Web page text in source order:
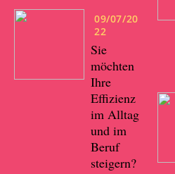
09/07/20
22
Sie
möchten
Ihre
Effizienz
im Alltag
und im
Beruf
steigern?